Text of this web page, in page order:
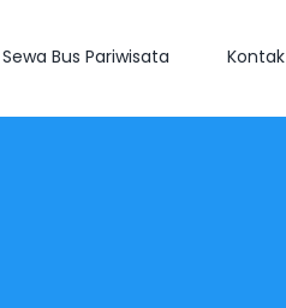
Sewa Bus Pariwisata Kontak